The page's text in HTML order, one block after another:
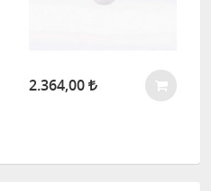
2.364,00